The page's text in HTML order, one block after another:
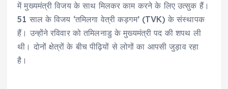
में मुख्यमंत्री विजय के साथ मिलकर काम करने के लिए उत्सुक हैं।
51 साल के विजय ‘तमिलगा वेत्री कड़गम’ (TVK) के संस्थापक
हैं। उन्होंने रविवार को तमिलनाडु के मुख्यमंत्री पद की शपथ ली
थी। दोनों क्षेत्रों के बीच पीढ़ियों से लोगों का आपसी जुड़ाव रहा
है।